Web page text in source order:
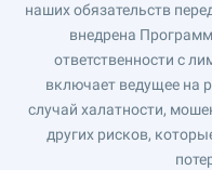
наших обязательств
внедрена
ответственности с
включает ведущее на
случай халатности,
других рисков,